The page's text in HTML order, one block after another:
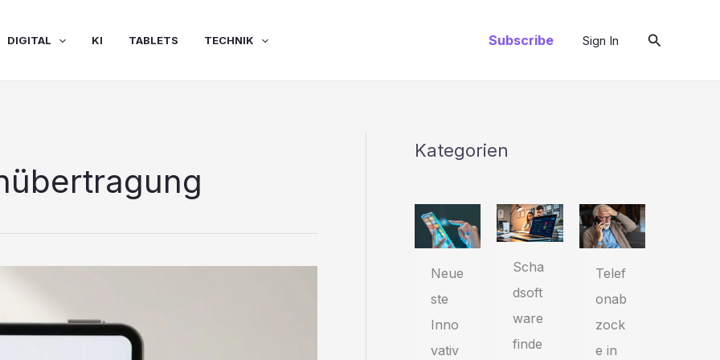
DIGITAL KI TABLETS TECHNIK Subscribe Sign In Suchen
Kategorien
Neue
ste
Inno
vativ
Scha
dsoft
ware
finde
Telef
onab
zock
e in